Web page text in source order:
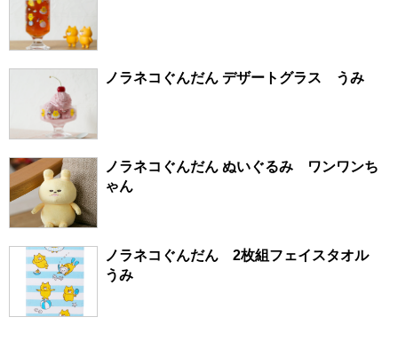
ノラネコぐんだん デザートグラス うみ
ノラネコぐんだん ぬいぐるみ ワンワンち
ゃん
ノラネコぐんだん 2枚組フェイスタオル
うみ